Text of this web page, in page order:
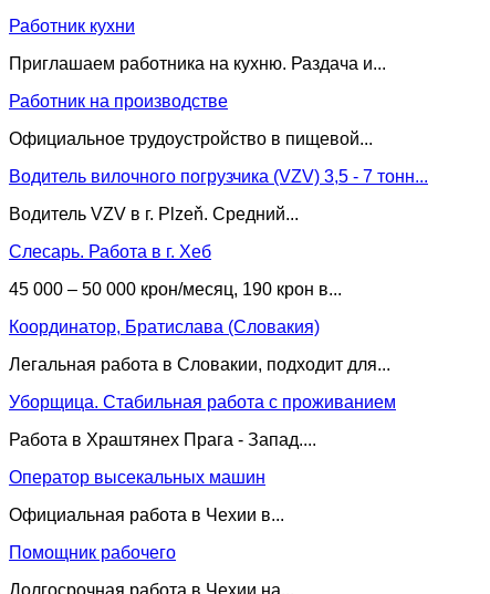
Работник кухни
Приглашаем работника на кухню. Раздача и...
Работник на производстве
Официальное трудоустройство в пищевой...
Водитель вилочного погрузчика (VZV) 3,5 - 7 тонн...
Водитель VZV в г. Plzeň. Средний...
Слесарь. Работа в г. Хеб
45 000 – 50 000 крон/месяц, 190 крон в...
Координатор, Братислава (Словакия)
Легальная работа в Словакии, подходит для...
Уборщица. Стабильная работа с проживанием
Работа в Храштянех Прага - Запад....
Оператор высекальных машин
Официальная работа в Чехии в...
Помощник рабочего
Долгосрочная работа в Чехии на...